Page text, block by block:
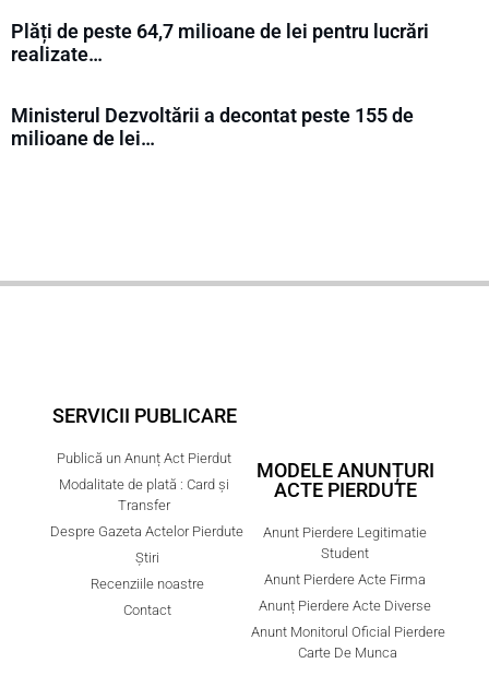
Plăți de peste 64,7 milioane de lei pentru lucrări
realizate…
Ministerul Dezvoltării a decontat peste 155 de
milioane de lei…
SERVICII PUBLICARE
Publică un Anunț Act Pierdut
Modalitate de plată : Card și
Transfer
Despre Gazeta Actelor Pierdute
Știri
Recenziile noastre
Contact
MODELE ANUNȚURI
ACTE PIERDUTE
Anunt Pierdere Legitimatie
Student
Anunt Pierdere Acte Firma
Anunț Pierdere Acte Diverse
Anunt Monitorul Oficial Pierdere
Carte De Munca